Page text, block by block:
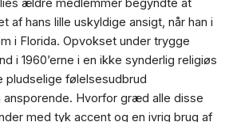
ældre medlemmer begyndte at
af hans lille uskyldige ansigt, når han i
i Florida. Opvokset under trygge
i 1960’erne i en ikke synderlig religiøs
pludselige følelsesudbrud
Hvorfor græd alle disse
med tyk accent og en ivrig brug af